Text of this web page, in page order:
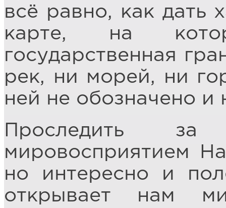
всё равно, как дать
карте, на
государственная
рек, ни морей, ни
ней не обозначено и
Проследить
мировосприятием
но интересно и
открывает нам